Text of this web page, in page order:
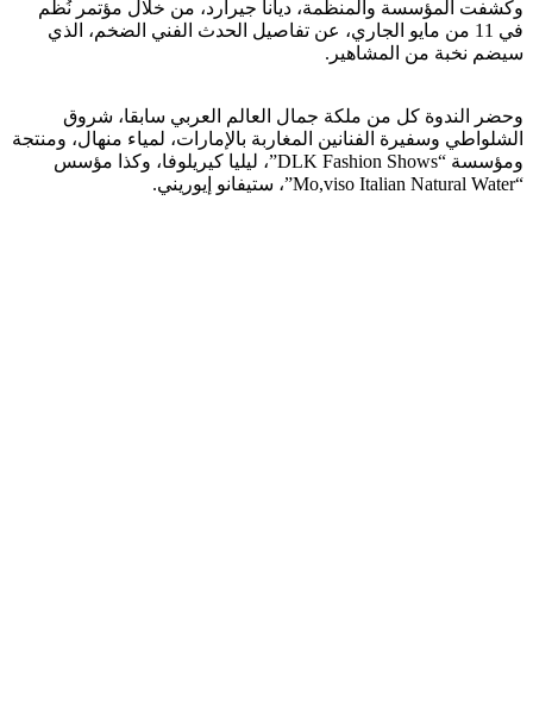
وكشفت المؤسسة والمنظمة، ديانا جيرارد، من خلال مؤتمر نُظم
في 11 من مايو الجاري، عن تفاصيل الحدث الفني الضخم، الذي
سيضم نخبة من المشاهير.
وحضر الندوة كل من ملكة جمال العالم العربي سابقا، شروق
الشلواطي وسفيرة الفنانين المغاربة بالإمارات، لمياء منهال، ومنتجة
ومؤسسة “DLK Fashion Shows”، ليليا كيريلوفا، وكذا مؤسس
“Mo,viso Italian Natural Water”، ستيفانو إيوريني.